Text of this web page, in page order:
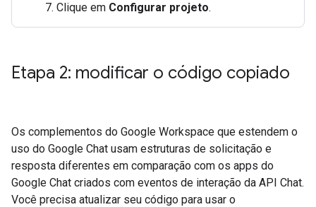
Clique em Configurar projeto.
Etapa 2: modificar o código copiado
Os complementos do Google Workspace que estendem o
uso do Google Chat usam estruturas de solicitação e
resposta diferentes em comparação com os apps do
Google Chat criados com eventos de interação da API Chat.
Você precisa atualizar seu código para usar o